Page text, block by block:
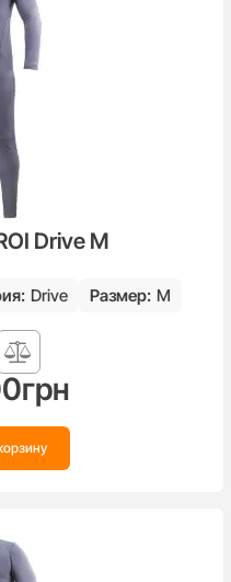
Drive M
Drive Размер: M
грн